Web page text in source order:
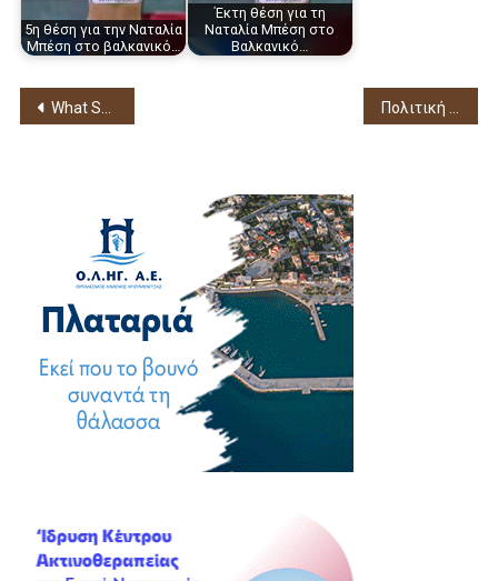
5η θέση για την Ναταλία
Μπέση στο βαλκανικό…
Έκτη θέση για τη
Ναταλία Μπέση στο
Βαλκανικό…
Πλοήγηση
What Security Measures Are in Place at Diva Spin Casino?